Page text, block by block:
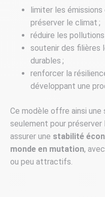
limiter les
préserver le climat ;
réduire les
soutenir des filières
durables ;
renforcer la
développant une
Ce modèle offre ainsi une
seulement pour préserver
assurer une stabilité
monde en mutation,
ou peu attractifs.